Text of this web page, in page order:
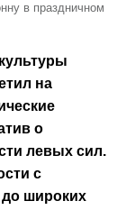
в праздничном
на
о
левых сил.
с
широких